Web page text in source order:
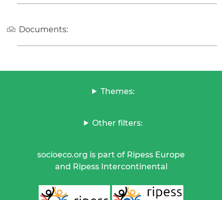
Documents:
Themes:
Other filters:
socioeco.org is part of Ripess Europe
and Ripess Intercontinental